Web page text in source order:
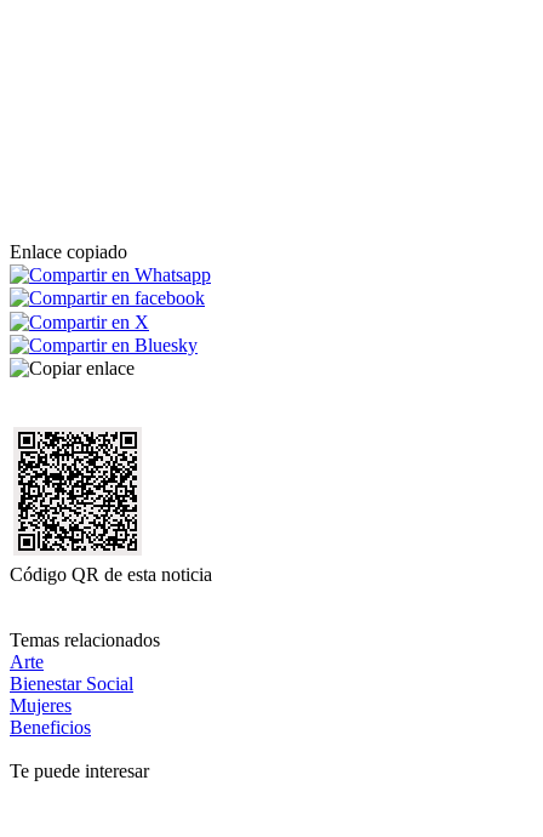
Enlace copiado
Código QR de esta noticia
Temas relacionados
Arte
Bienestar Social
Mujeres
Beneficios
Te puede interesar